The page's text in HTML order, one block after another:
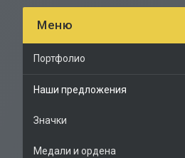
Портфолио
Наши предложения
Значки
Медали и ордена